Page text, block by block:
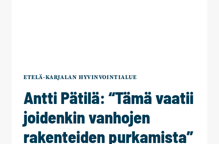
ETELÄ-KARJALAN HYVINVOINTIALUE
Antti Pätilä: “Tämä vaatii
joidenkin vanhojen
rakenteiden purkamista”